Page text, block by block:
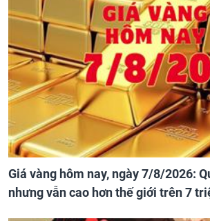
Giá vàng hôm nay, ngày 7/8/2026:
nhưng vẫn cao hơn thế giới trên 7